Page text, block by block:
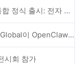
eSignGlobal과 Lark 다차원 테이블 통합 정식 출시: 전자 계약 체결 및 보관 전체 자동화
'esign-automation' 스킬 출시: eSignGlobal이 OpenClaw에 자동 전자서명을 지원
시회 참가